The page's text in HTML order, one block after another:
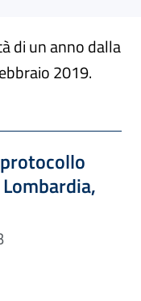
di un anno dalla
2019.
287.50 kB